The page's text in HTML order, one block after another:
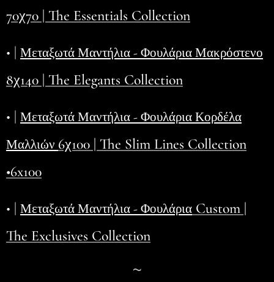
70χ70 | The Essentials Collection
• | Μεταξωτά Μαντήλια - Φουλάρια Μακρόστενο
8χ140 | The Elegants Collection
• | Μεταξωτά Μαντήλια - Φουλάρια Κορδέλα
Μαλλιών 6χ100 | The Slim Lines Collection
•6x100
• | Μεταξωτά Μαντήλια - Φουλάρια Custom |
The Exclusives Collection
~